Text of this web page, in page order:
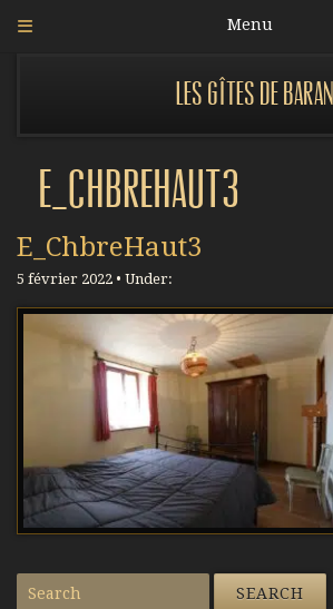
Menu
Les gîtes de Baran
E_ChbreHaut3
E_ChbreHaut3
5 février 2022 • Under: